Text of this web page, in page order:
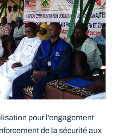
pour l’engagement
de la sécurité aux